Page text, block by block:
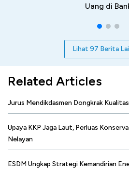
Uang di
Lihat 97 Berita
Related Articles
Jurus Mendikdasmen Dongkrak
Upaya KKP Jaga Laut, Perluas
Nelayan
ESDM Ungkap Strategi Kemandirian